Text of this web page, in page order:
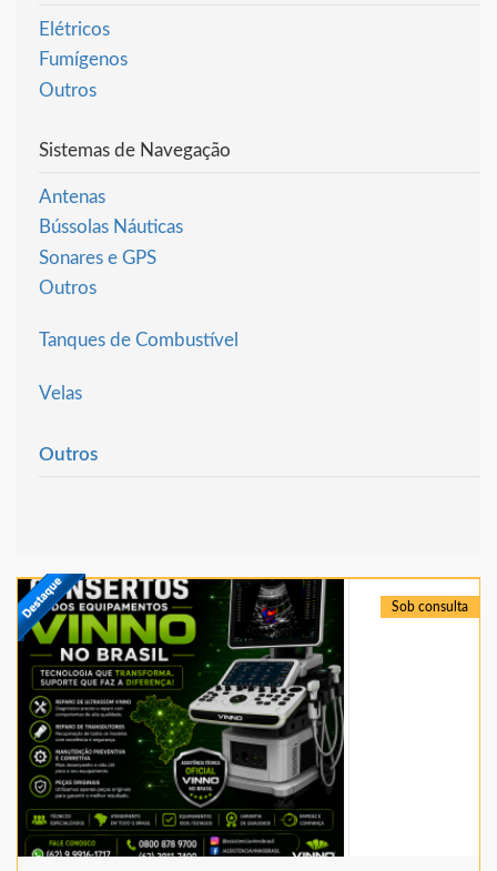
Elétricos
Fumígenos
Outros
Sistemas de Navegação
Antenas
Bússolas Náuticas
Sonares e GPS
Outros
Tanques de Combustível
Velas
Outros
Sob consulta